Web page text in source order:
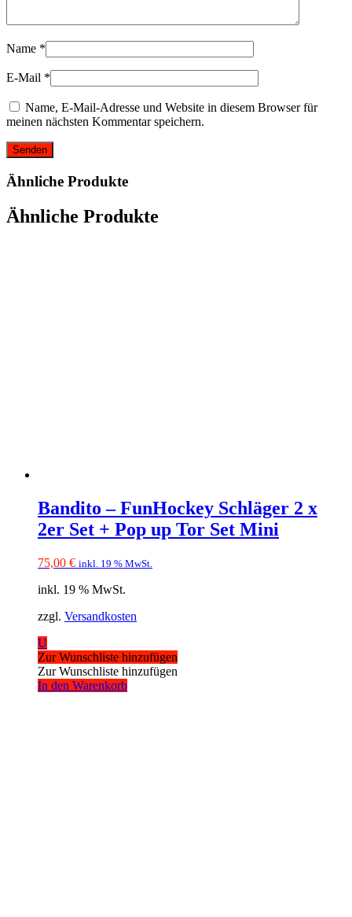
Name *
E-Mail *
Name, E-Mail-Adresse und Website in diesem Browser für
meinen nächsten Kommentar speichern.
Ähnliche Produkte
Ähnliche Produkte
Bandito – FunHockey Schläger 2 x
2er Set + Pop up Tor Set Mini
75,00 € inkl. 19 % MwSt.
inkl. 19 % MwSt.
zzgl. Versandkosten
U
Zur Wunschliste hinzufügen
Zur Wunschliste hinzufügen
In den Warenkorb